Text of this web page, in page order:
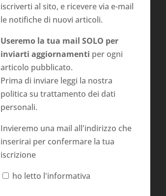
iscriverti al sito, e ricevere via e-mail
le notifiche di nuovi articoli.
Useremo la tua mail SOLO per
inviarti aggiornamenti per ogni
articolo pubblicato.
Prima di inviare leggi la nostra
politica su trattamento dei dati
personali.
Invieremo una mail all'indirizzo che
inserirai per confermare la tua
iscrizione
ho letto l'informativa